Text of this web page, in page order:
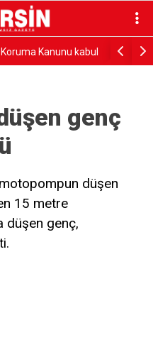
Kanunu kabul MISIR
genç
motopompun düşen
15 metre
düşen genç,